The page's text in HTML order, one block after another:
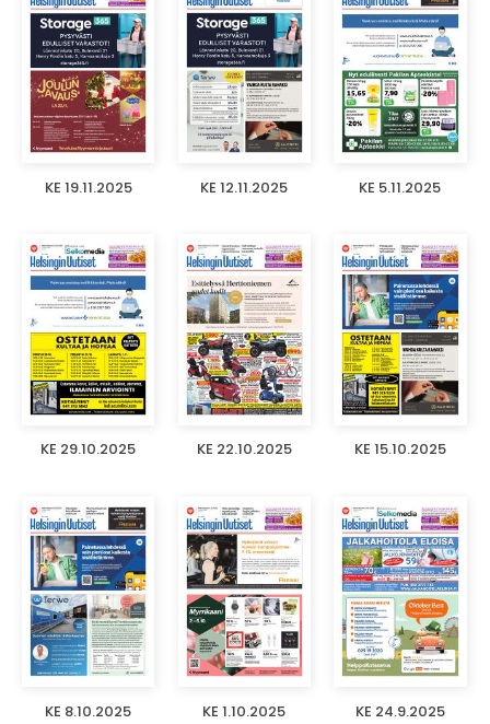
KE 19.11.2025 KE 12.11.2025 KE 5.11.2025
KE 29.10.2025 KE 22.10.2025 KE 15.10.2025
KE 8.10.2025 KE 1.10.2025 KE 24.9.2025